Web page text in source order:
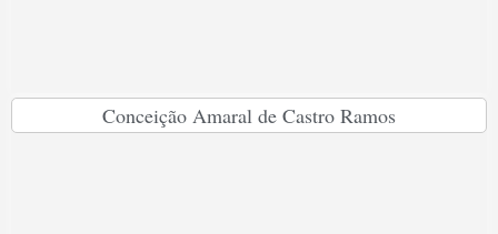
Conceição Amaral de Castro Ramos